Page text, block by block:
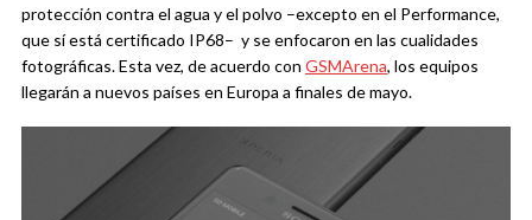
protección contra el agua y el polvo –excepto en el Performance,
que sí está certificado IP68– y se enfocaron en las cualidades
fotográficas. Esta vez, de acuerdo con GSMArena, los equipos
llegarán a nuevos países en Europa a finales de mayo.